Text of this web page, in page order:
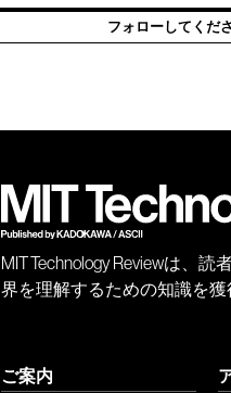
フォローしてくだ
MIT Technology Reviewは、
界を理解するための知識を獲
ご案内